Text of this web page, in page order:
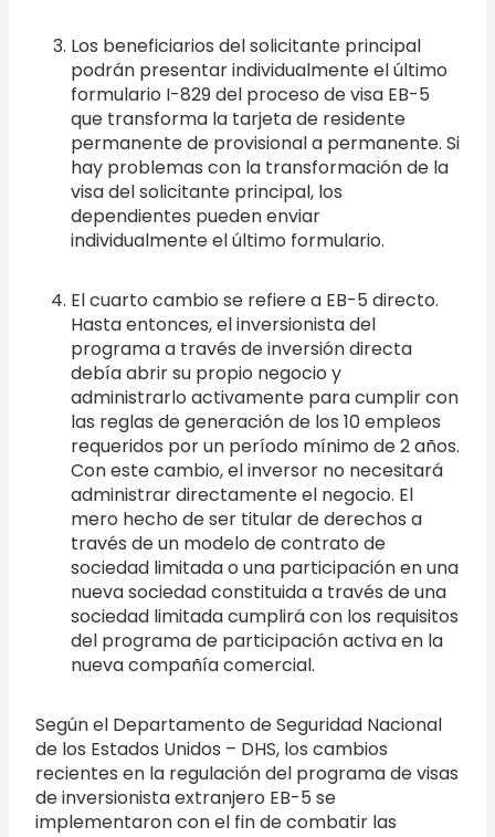
Los beneficiarios del solicitante principal
podrán presentar individualmente el último
formulario I-829 del proceso de visa EB-5
que transforma la tarjeta de residente
permanente de provisional a permanente. Si
hay problemas con la transformación de la
visa del solicitante principal, los
dependientes pueden enviar
individualmente el último formulario.
El cuarto cambio se refiere a EB-5 directo.
Hasta entonces, el inversionista del
programa a través de inversión directa
debía abrir su propio negocio y
administrarlo activamente para cumplir con
las reglas de generación de los 10 empleos
requeridos por un período mínimo de 2 años.
Con este cambio, el inversor no necesitará
administrar directamente el negocio. El
mero hecho de ser titular de derechos a
través de un modelo de contrato de
sociedad limitada o una participación en una
nueva sociedad constituida a través de una
sociedad limitada cumplirá con los requisitos
del programa de participación activa en la
nueva compañía comercial.
Según el Departamento de Seguridad Nacional
de los Estados Unidos – DHS, los cambios
recientes en la regulación del programa de visas
de inversionista extranjero EB-5 se
implementaron con el fin de combatir las